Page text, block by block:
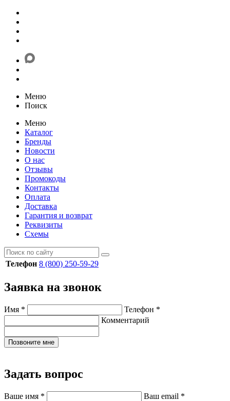
Меню
Поиск
Меню
Каталог
Бренды
Новости
О нас
Отзывы
Промокоды
Контакты
Оплата
Доставка
Гарантия и возврат
Реквизиты
Схемы
Телефон 8 (800) 250-59-29
Заявка на звонок
Имя * Телефон *
Комментарий
Позвоните мне
Задать вопрос
Ваше имя * Ваш email *